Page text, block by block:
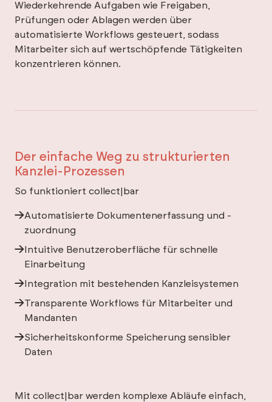
Wiederkehrende Aufgaben wie Freigaben,
Prüfungen oder Ablagen werden über
automatisierte Workflows gesteuert, sodass
Mitarbeiter sich auf wertschöpfende Tätigkeiten
konzentrieren können.
Der einfache Weg zu strukturierten
Kanzlei-Prozessen
So funktioniert collect|bar
Automatisierte Dokumentenerfassung und -
zuordnung
Intuitive Benutzeroberfläche für schnelle
Einarbeitung
Integration mit bestehenden Kanzleisystemen
Transparente Workflows für Mitarbeiter und
Mandanten
Sicherheitskonforme Speicherung sensibler
Daten
Mit collect|bar werden komplexe Abläufe einfach,